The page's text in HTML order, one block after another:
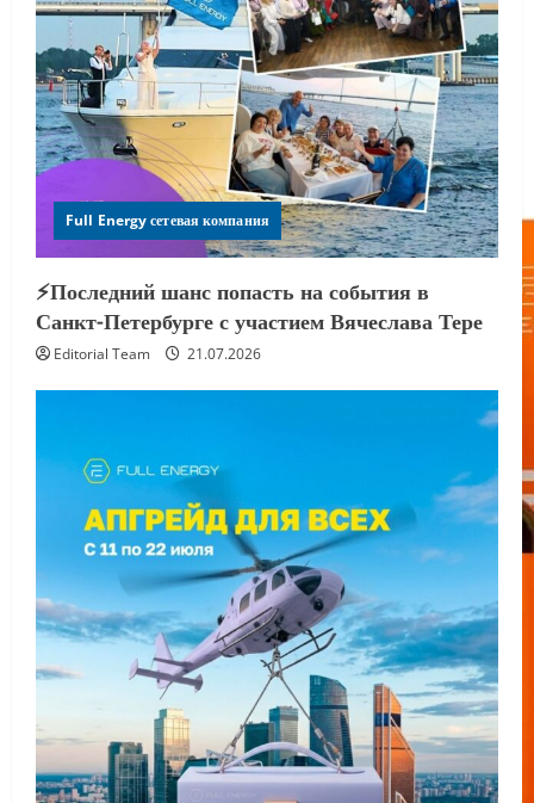
Full Energy сетевая компания
⚡️Последний шанс попасть на события в
Санкт-Петербурге с участием Вячеслава Тере
Editorial Team 21.07.2026